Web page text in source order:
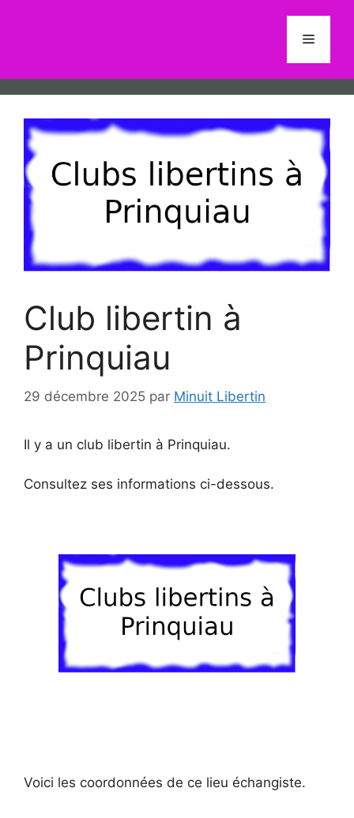
Menu
Club libertin à
Prinquiau
29 décembre 2025 par Minuit Libertin
Il y a un club libertin à Prinquiau.
Consultez ses informations ci-dessous.
Voici les coordonnées de ce lieu échangiste.